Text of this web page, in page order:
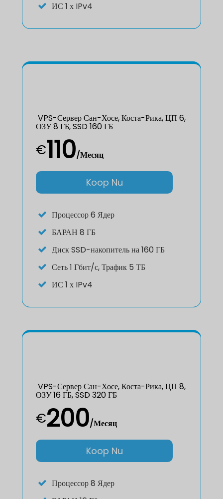
ИС 1 х IPv4
VPS-Сервер Сан-Хосе, Коста-Рика, ЦП 6,
ОЗУ 8 ГБ, SSD 160 ГБ
€110/Месяц
Koop Nu
Процессор6 Ядер
БАРАН 8 ГБ
ДискSSD-накопитель на 160 ГБ
Сеть1 Гбит/с, Трафик 5 ТБ
ИС 1 х IPv4
VPS-Сервер Сан-Хосе, Коста-Рика, ЦП 8,
ОЗУ 16 ГБ, SSD 320 ГБ
€200/Месяц
Koop Nu
Процессор8 Ядер